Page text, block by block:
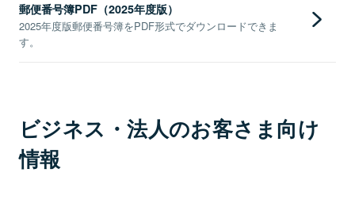
郵便番号簿PDF（2025年度版）
2025年度版郵便番号簿をPDF形式でダウンロードできま
す。
ビジネス・法人のお客さま向け
情報